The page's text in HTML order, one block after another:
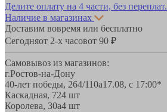
Делите оплату на 4 части, без переплат.
Наличие в магазинах
Доставим вовремя или бесплатно
Сегодняот 2-х часовот 90 ₽
Самовывоз из магазинов:
г.Ростов-на-Дону
40-лет победы, 264/110а17.08, с 17:00*
Каскадная, 724 шт
Королева, 30а4 шт